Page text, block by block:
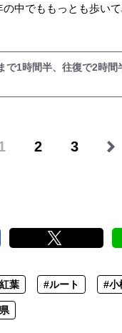
中でももっとも歩い
1時間半、往復で2時間
2 3
葉 #ルート #小